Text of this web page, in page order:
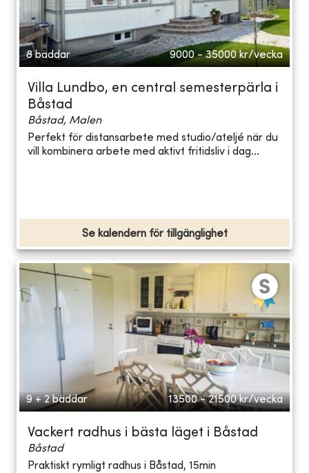
8 bäddar 9000 - 35000 kr/vecka
Villa Lundbo, en central semesterpärla i
Båstad
Båstad, Malen
Perfekt för distansarbete med studio/ateljé när du
vill kombinera arbete med aktivt fritidsliv i dag...
Se kalendern för tillgänglighet
9 + 2 bäddar 13500 - 21500 kr/vecka
Vackert radhus i bästa läget i Båstad
Båstad
Praktiskt rymligt radhus i Båstad, 15min